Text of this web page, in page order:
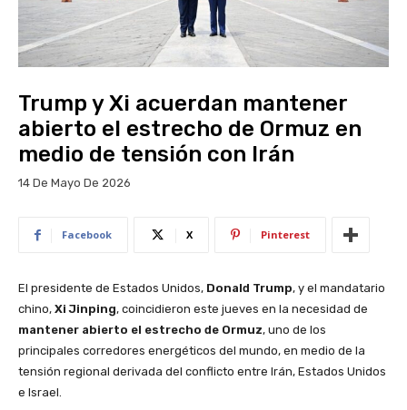
Trump y Xi acuerdan mantener
abierto el estrecho de Ormuz en
medio de tensión con Irán
14 De Mayo De 2026
Facebook X Pinterest
El presidente de Estados Unidos, Donald Trump, y el mandatario
chino, Xi Jinping, coincidieron este jueves en la necesidad de
mantener abierto el estrecho de Ormuz, uno de los
principales corredores energéticos del mundo, en medio de la
tensión regional derivada del conflicto entre Irán, Estados Unidos
e Israel.